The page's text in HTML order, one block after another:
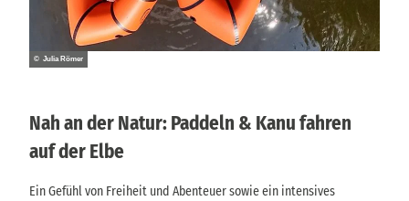
Nah an der Natur: Paddeln & Kanu fahren
auf der Elbe
Ein Gefühl von Freiheit und Abenteuer sowie ein intensives
© Julia Römer